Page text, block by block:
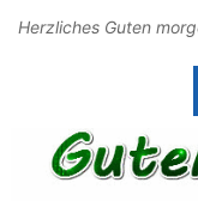
Herzliches Guten